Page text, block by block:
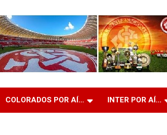
COLORADOS POR AÍ… INTER POR AÍ…